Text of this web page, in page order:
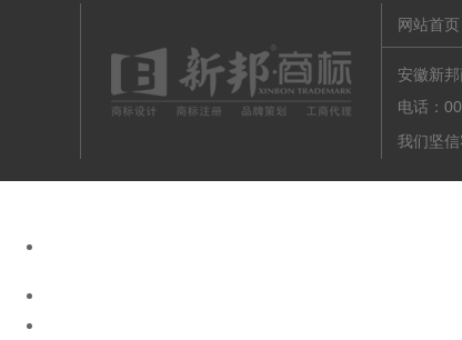
网站首页
安徽新
电话：
我们坚